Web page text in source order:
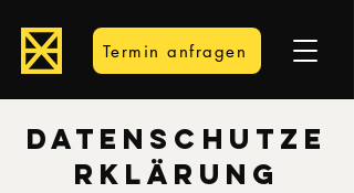
Termin anfragen
DATENSCHUTZE
RKLÄRUNG